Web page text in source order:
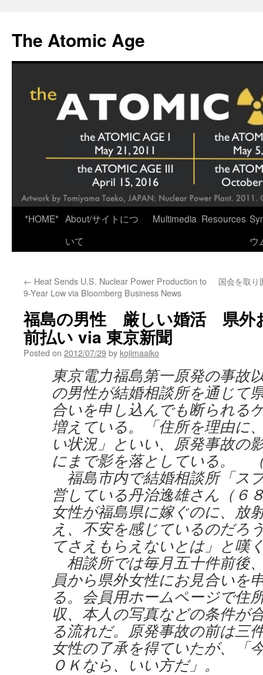
content
The Atomic Age
*HOME* About/サイトにつ
いて
Multimedia Resources
ウ
← Heat Sends U.S. Nuclear Power Production to
9-Year Low via Bloomberg Business News
国会を取
福島の男性 厳しい婚活 県外
前払い via 東京新聞
Posted on 2012/07/29by kojimaaiko
東京電力福島第一原発の事故
の男性が結婚相談所を通じて
合いを申し込んでも断られる
増えている。「住所を理由に
い状況」といい、原発事故の
にまで影を落としている。
福島市内で結婚相談所「ス
営している丹治逸雄さん（６
女性が福島県に嫁ぐのに、放
え、不安を感じているのだろ
てさえもらえないとは」と嘆
相談所では毎月五十件前後
員から県外女性にお見合いを
る。会員用ホームページで住
収、本人の写真などの条件が
る流れだ。原発事故の前は三
女性の了承を得ていたが、「
ＯＫなら、いい方だ」。